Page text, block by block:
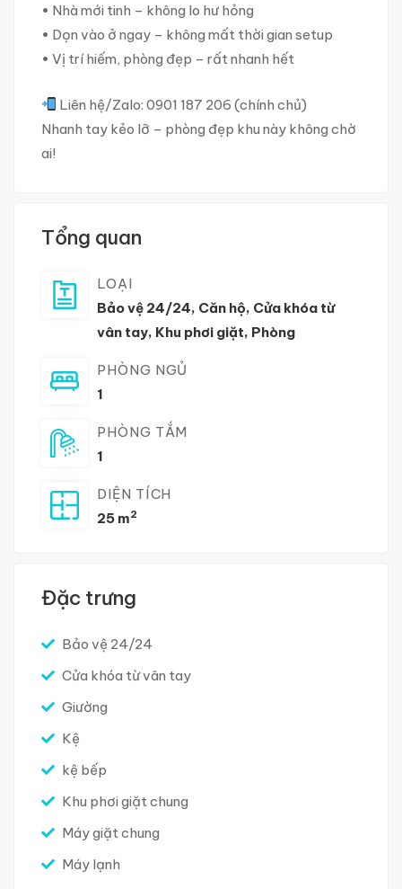
• Nhà mới tinh – không lo hư hỏng
• Dọn vào ở ngay – không mất thời gian setup
• Vị trí hiếm, phòng đẹp – rất nhanh hết
Liên hệ/Zalo: 0901 187 206 (chính chủ)
Nhanh tay kẻo lỡ – phòng đẹp khu này không chờ
ai!
Tổng quan
LOẠI
Bảo vệ 24/24, Căn hộ, Cửa khóa từ
vân tay, Khu phơi giặt, Phòng
PHÒNG NGỦ
1
PHÒNG TẮM
1
DIỆN TÍCH
25 m2
Đặc trưng
Bảo vệ 24/24
Cửa khóa từ vân tay
Giường
Kệ
kệ bếp
Khu phơi giặt chung
Máy giặt chung
Máy lạnh